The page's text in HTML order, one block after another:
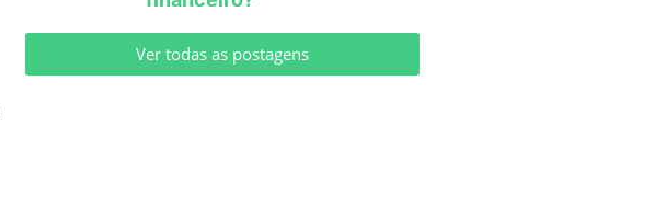
Ver todas as postagens